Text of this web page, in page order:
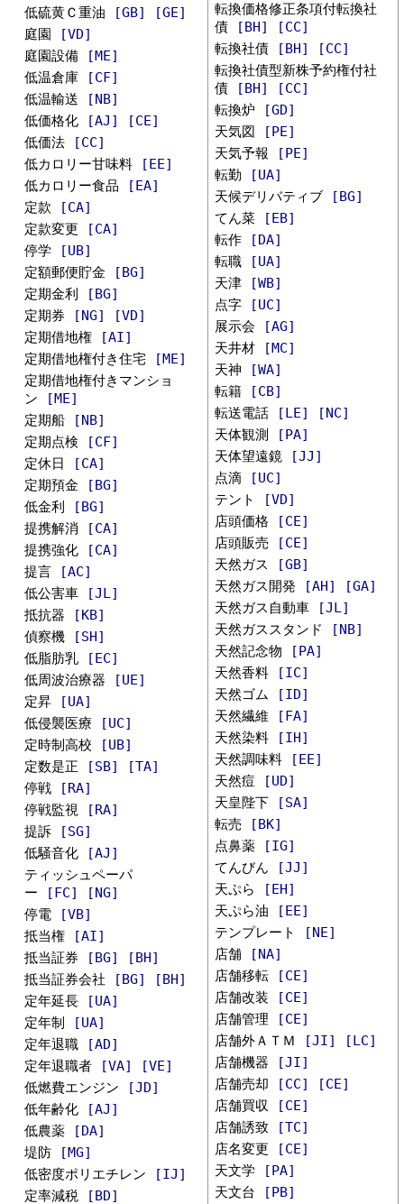
低硫黄Ｃ重油
[GB]
[GE]
庭園
[VD]
庭園設備
[ME]
低温倉庫
[CF]
低温輸送
[NB]
低価格化
[AJ]
[CE]
低価法
[CC]
低カロリー甘味料
[EE]
低カロリー食品
[EA]
定款
[CA]
定款変更
[CA]
停学
[UB]
定額郵便貯金
[BG]
定期金利
[BG]
定期券
[NG]
[VD]
定期借地権
[AI]
定期借地権付き住宅
[ME]
定期借地権付きマンショ
ン
[ME]
定期船
[NB]
定期点検
[CF]
定休日
[CA]
定期預金
[BG]
低金利
[BG]
提携解消
[CA]
提携強化
[CA]
提言
[AC]
低公害車
[JL]
抵抗器
[KB]
偵察機
[SH]
低脂肪乳
[EC]
低周波治療器
[UE]
定昇
[UA]
低侵襲医療
[UC]
定時制高校
[UB]
定数是正
[SB]
[TA]
停戦
[RA]
停戦監視
[RA]
提訴
[SG]
低騒音化
[AJ]
ティッシュペーパ
ー
[FC]
[NG]
停電
[VB]
抵当権
[AI]
抵当証券
[BG]
[BH]
抵当証券会社
[BG]
[BH]
定年延長
[UA]
定年制
[UA]
定年退職
[AD]
定年退職者
[VA]
[VE]
低燃費エンジン
[JD]
低年齢化
[AJ]
低農薬
[DA]
堤防
[MG]
低密度ポリエチレン
[IJ]
定率減税
[BD]
転換価格修正条項付転換社
債
[BH]
[CC]
転換社債
[BH]
[CC]
転換社債型新株予約権付社
債
[BH]
[CC]
転換炉
[GD]
天気図
[PE]
天気予報
[PE]
転勤
[UA]
天候デリバティブ
[BG]
てん菜
[EB]
転作
[DA]
転職
[UA]
天津
[WB]
点字
[UC]
展示会
[AG]
天井材
[MC]
天神
[WA]
転籍
[CB]
転送電話
[LE]
[NC]
天体観測
[PA]
天体望遠鏡
[JJ]
点滴
[UC]
テント
[VD]
店頭価格
[CE]
店頭販売
[CE]
天然ガス
[GB]
天然ガス開発
[AH]
[GA]
天然ガス自動車
[JL]
天然ガススタンド
[NB]
天然記念物
[PA]
天然香料
[IC]
天然ゴム
[ID]
天然繊維
[FA]
天然染料
[IH]
天然調味料
[EE]
天然痘
[UD]
天皇陛下
[SA]
転売
[BK]
点鼻薬
[IG]
てんびん
[JJ]
天ぷら
[EH]
天ぷら油
[EE]
テンプレート
[NE]
店舗
[NA]
店舗移転
[CE]
店舗改装
[CE]
店舗管理
[CE]
店舗外ＡＴＭ
[JI]
[LC]
店舗機器
[JI]
店舗売却
[CC]
[CE]
店舗買収
[CE]
店舗誘致
[TC]
店名変更
[CE]
天文学
[PA]
天文台
[PB]